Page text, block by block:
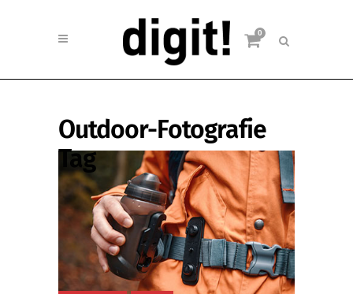
0
Outdoor-Fotografie
Tag